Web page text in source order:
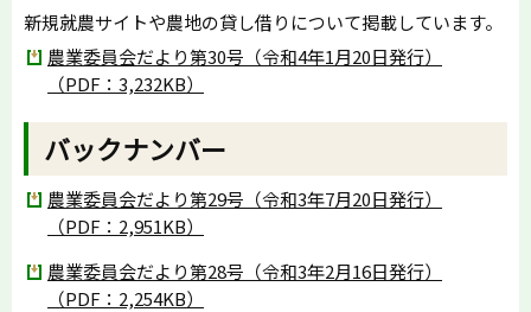
新規就農サイトや農地の貸し借りについて掲載しています。
農業委員会だより第30号（令和4年1月20日発行）
（PDF：3,232KB）
バックナンバー
農業委員会だより第29号（令和3年7月20日発行）
（PDF：2,951KB）
農業委員会だより第28号（令和3年2月16日発行）
（PDF：2,254KB）